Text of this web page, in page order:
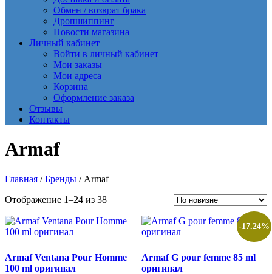
Обмен / возврат брака
Дропшиппинг
Новости магазина
Личный кабинет
Войти в личный кабинет
Мои заказы
Мои адреса
Корзина
Оформление заказа
Отзывы
Контакты
Armaf
Главная /Бренды / Armaf
Отображение 1–24 из 38Сортировка:
недавние
Armaf Ventana Pour Homme
100 ml оригинал
-17.24%
Armaf G pour femme 85 ml
оригинал